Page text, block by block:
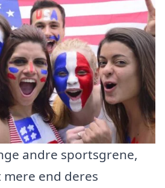
andre sportsgrene,
end deres